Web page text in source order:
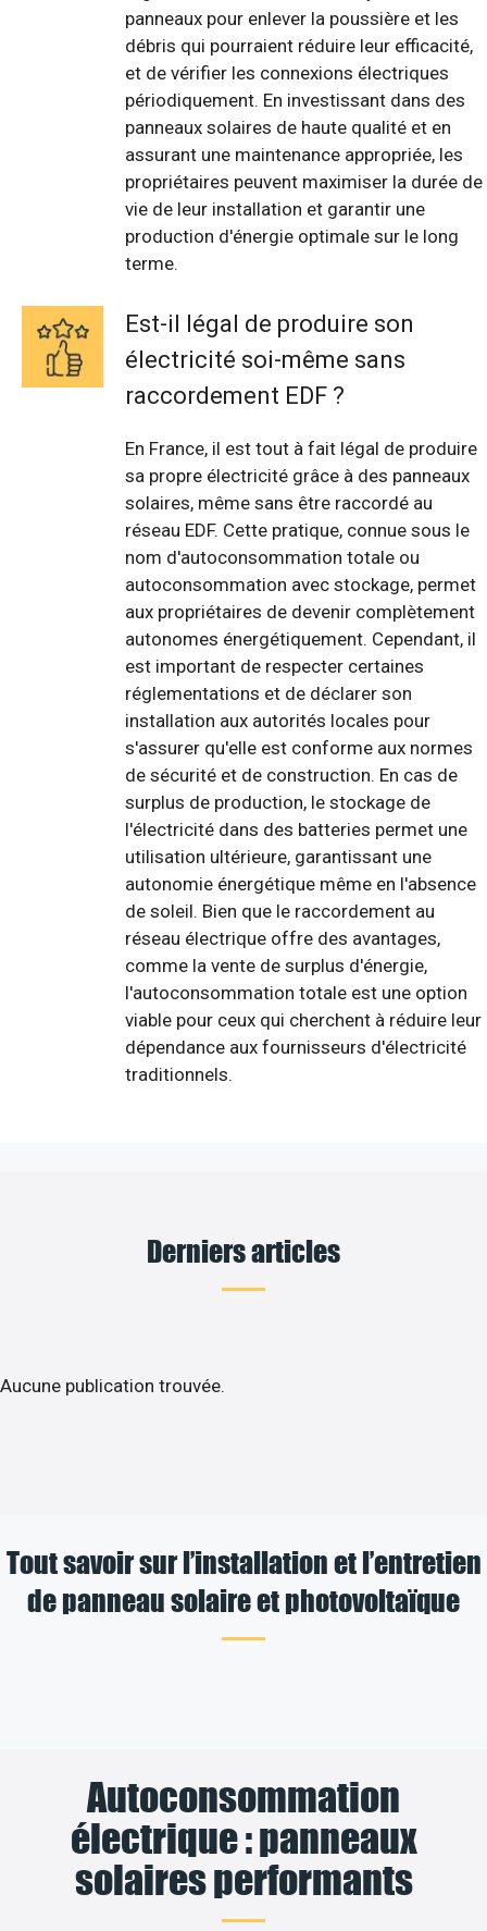
panneaux pour enlever la poussière et les
débris qui pourraient réduire leur efficacité,
et de vérifier les connexions électriques
périodiquement. En investissant dans des
panneaux solaires de haute qualité et en
assurant une maintenance appropriée, les
propriétaires peuvent maximiser la durée de
vie de leur installation et garantir une
production d'énergie optimale sur le long
terme.
Est-il légal de produire son
électricité soi-même sans
raccordement EDF ?
En France, il est tout à fait légal de produire
sa propre électricité grâce à des panneaux
solaires, même sans être raccordé au
réseau EDF. Cette pratique, connue sous le
nom d'autoconsommation totale ou
autoconsommation avec stockage, permet
aux propriétaires de devenir complètement
autonomes énergétiquement. Cependant, il
est important de respecter certaines
réglementations et de déclarer son
installation aux autorités locales pour
s'assurer qu'elle est conforme aux normes
de sécurité et de construction. En cas de
surplus de production, le stockage de
l'électricité dans des batteries permet une
utilisation ultérieure, garantissant une
autonomie énergétique même en l'absence
de soleil. Bien que le raccordement au
réseau électrique offre des avantages,
comme la vente de surplus d'énergie,
l'autoconsommation totale est une option
viable pour ceux qui cherchent à réduire leur
dépendance aux fournisseurs d'électricité
traditionnels.
Derniers articles
Aucune publication trouvée.
Tout savoir sur l’installation et l’entretien
de panneau solaire et photovoltaïque
Autoconsommation
électrique : panneaux
solaires performants